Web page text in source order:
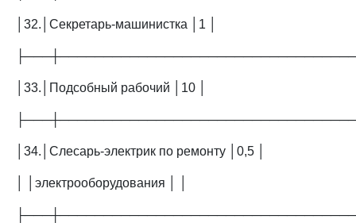
│32.│Секретарь-машинистка │1 │
│33.│Подсобный рабочий │10 │
│34.│Слесарь-электрик по ремонту │0,5 │
│ │электрооборудования │ │